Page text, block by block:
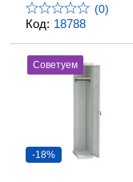
Код: 18788
(0)
Советуем
-18%